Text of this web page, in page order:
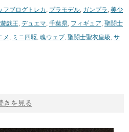
フブログ トレカ プラモデル ガンプラ 美少
遊戯王 デュエマ 千葉県 フィギュア 聖闘士
メ ミニ四駆 魂ウェブ 聖闘士聖衣皇級 サ
きを見る